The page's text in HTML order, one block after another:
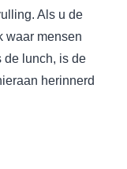
Als u de
waar mensen
de lunch, is de
herinnerd